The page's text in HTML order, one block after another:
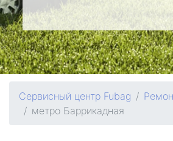
Сервисный центр Fubag
метро Баррикадная